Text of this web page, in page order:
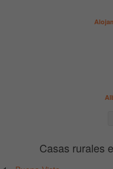
Casas rurales